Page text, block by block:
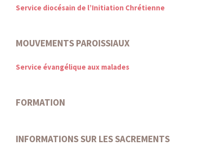
Service diocésain de l’Initiation Chrétienne
MOUVEMENTS PAROISSIAUX
Service évangélique aux malades
FORMATION
INFORMATIONS SUR LES SACREMENTS